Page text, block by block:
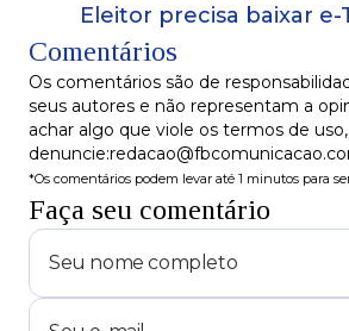
Eleitor precisa baixar
Comentários
Os comentários são de
seus autores e não representam a
achar algo que viole os termos de uso,
*Os comentários podem levar até 1 minutos para
Faça seu comentário